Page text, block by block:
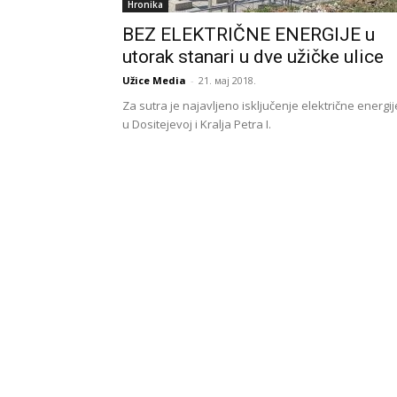
Hronika
BEZ ELEKTRIČNE ENERGIJE u
utorak stanari u dve užičke ulice
Užice Media - 21. мај 2018.
Za sutra je najavljeno isključenje električne
u Dositejevoj i Kralja Petra I.